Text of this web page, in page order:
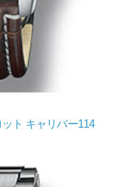
ト キャリバー114